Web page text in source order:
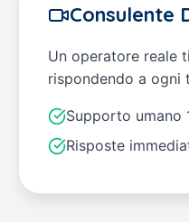
Consulente
Un operatore reale
rispondendo a ogni
Supporto umano
Risposte